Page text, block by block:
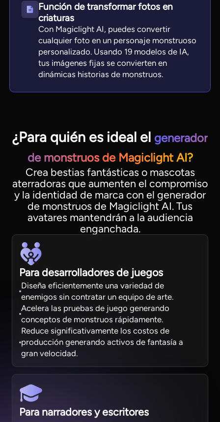
Función de transformar fotos en
criaturas
Con Magiclight AI, puedes convertir
cualquier foto en un personaje monstruoso
personalizado. Usando 19 modelos de IA,
tus imágenes fijas se convierten en
dinámicas historias de monstruos.
¿Para quién es ideal el generador
de monstruos de Magiclight AI?
Crea bestias fantásticas o mascotas
aterradoras que aumenten el compromiso
y la identidad de marca con el generador
de monstruos de Magiclight AI. Tus
avatares mantendrán a la audiencia
enganchada.
Para desarrolladores de juegos
Diseña eficientemente una variedad de
enemigos sin contratar un equipo de arte.
Acelera las pruebas de juego generando
conceptos de monstruos rápidamente.
Reduce significativamente los costos de
producción generando activos de fantasía a
gran velocidad.
Para narradores y escritores